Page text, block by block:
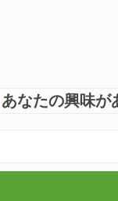
あなたの興味が